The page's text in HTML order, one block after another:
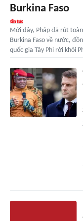
Burkina Faso
Mới đây, Pháp đã rút
Burkina Faso về nước,
quốc gia Tây Phi rời khỏi